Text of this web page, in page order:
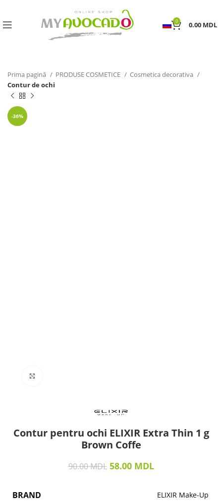
0 0.00 MDL
Prima pagină PRODUSE COSMETICE
Cosmetica decorativa
Contur de ochi
-36%
Contur pentru ochi ELIXIR Extra Thin 1 g
Brown Coffe
90.00MDL 58.00 MDL
BRAND ELIXIR Make-Up